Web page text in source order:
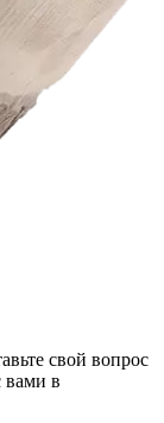
свой вопрос
вами в